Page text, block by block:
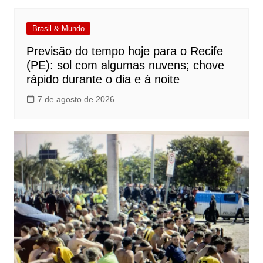
Brasil & Mundo
Previsão do tempo hoje para o Recife
(PE): sol com algumas nuvens; chove
rápido durante o dia e à noite
7 de agosto de 2026